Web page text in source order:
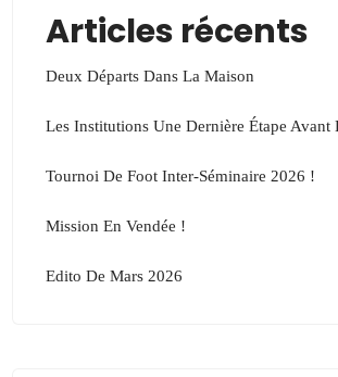
Articles récents
Deux Départs Dans La Maison
Les Institutions Une Dernière Étape Avant
Tournoi De Foot Inter-Séminaire 2026 !
Mission En Vendée !
Edito De Mars 2026